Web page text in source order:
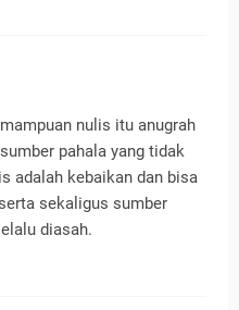
nulis itu anugrah
pahala yang tidak
adalah kebaikan dan bisa
sekaligus sumber
diasah.